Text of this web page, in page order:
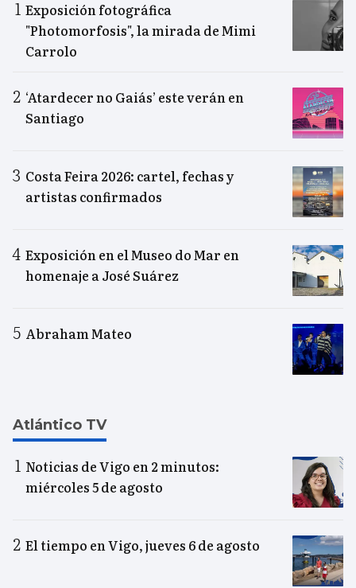
Exposición fotográfica
"Photomorfosis", la mirada de Mimi
Carrolo
‘Atardecer no Gaiás’ este verán en
Santiago
Costa Feira 2026: cartel, fechas y
artistas confirmados
Exposición en el Museo do Mar en
homenaje a José Suárez
Abraham Mateo
Atlántico TV
Noticias de Vigo en 2 minutos:
miércoles 5 de agosto
El tiempo en Vigo, jueves 6 de agosto